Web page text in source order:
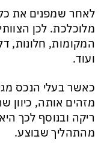
לאחר שמפנים את
מלוכלכת. לכן
המקומות, חלונות,
ועוד.
כאשר בעלי הנכס
מזהים אותה, כיוון
ריקה ובנוסף לכך
מהתהליך שבוצע.